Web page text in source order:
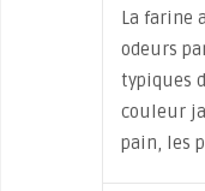
La farine
odeurs
typiques
couleur
pain, les